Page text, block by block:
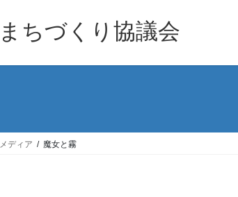
ちづくり協議会
メディア 魔女と霧